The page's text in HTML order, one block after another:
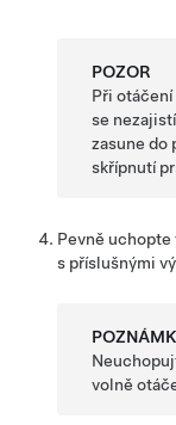
POZOR
Při
se
zasune do
skřípnutí
Pevně uchopte
s příslušnými
volně